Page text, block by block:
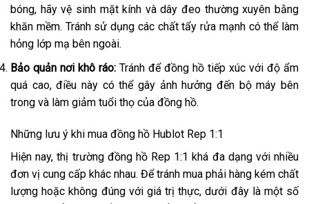
bóng, hãy vệ sinh mặt kính và dây đeo thường xuyên bằng
khăn mềm. Tránh sử dụng các chất tẩy rửa mạnh có thể làm
hỏng lớp mạ bên ngoài.
Bảo quản nơi khô ráo: Tránh để đồng hồ tiếp xúc với độ ẩm
quá cao, điều này có thể gây ảnh hưởng đến bộ máy bên
trong và làm giảm tuổi thọ của đồng hồ.
Những lưu ý khi mua đồng hồ Hublot Rep 1:1
Hiện nay, thị trường đồng hồ Rep 1:1 khá đa dạng với nhiều
đơn vị cung cấp khác nhau. Để tránh mua phải hàng kém chất
lượng hoặc không đúng với giá trị thực, dưới đây là một số